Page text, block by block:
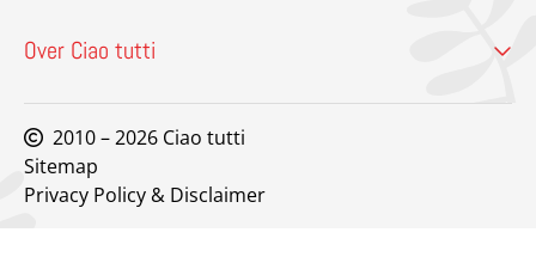
Over Ciao tutti
2010 – 2026 Ciao tutti
Sitemap
Privacy Policy & Disclaimer